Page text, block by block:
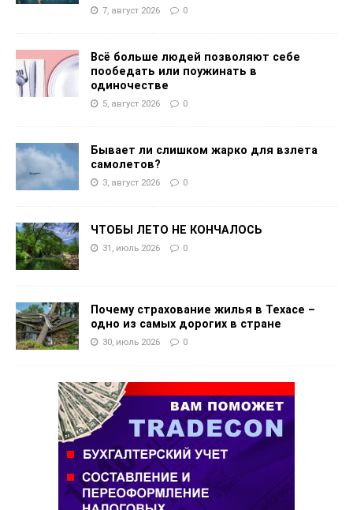
7, август 2026 0
Всё больше людей позволяют себе
пообедать или поужинать в
одиночестве
5, август 2026 0
Бывает ли слишком жарко для взлета
самолетов?
3, август 2026 0
ЧТОБЫ ЛЕТО НЕ КОНЧАЛОСЬ
31, июль 2026 0
Почему страхование жилья в Техасе –
одно из самых дорогих в стране
30, июль 2026 0